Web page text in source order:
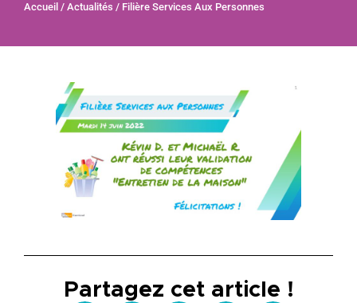
Accueil / Actualités / Filière Services Aux Personnes
Partagez cet article !